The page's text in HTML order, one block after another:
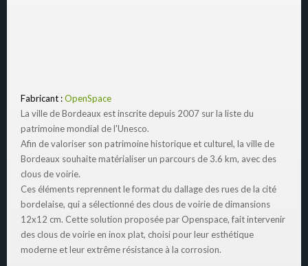
Fabricant :OpenSpace
La ville de Bordeaux est inscrite depuis 2007 sur la liste du
patrimoine mondial de l'Unesco.
Afin de valoriser son patrimoine historique et culturel, la ville de
Bordeaux souhaite matérialiser un parcours de 3.6 km, avec des
clous de voirie.
Ces éléments reprennent le format du dallage des rues de la cité
bordelaise, qui a sélectionné des clous de voirie de dimansions
12x12 cm. Cette solution proposée par Openspace, fait intervenir
des clous de voirie en inox plat, choisi pour leur esthétique
moderne et leur extrême résistance à la corrosion.